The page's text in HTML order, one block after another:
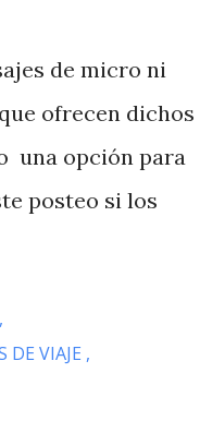
de micro ni
ofrecen dichos
una opción para
posteo si los
DE VIAJE